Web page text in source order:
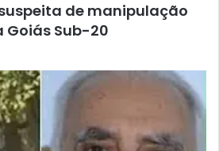
de manipulação
Goiás Sub-20